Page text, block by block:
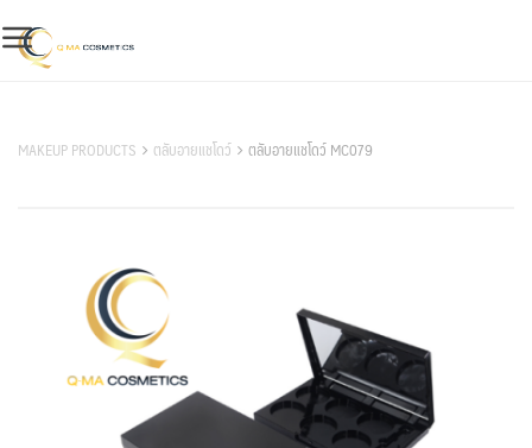
to
content
MAKEUP PRODUCTS ตลับอายแชโดว์ ตลับอายแชโดว์ MC079